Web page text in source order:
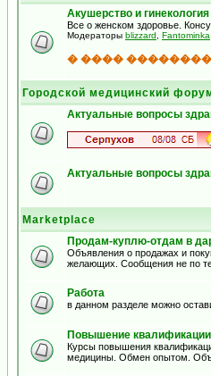
Акушерство и гинекология
Все о женском здоровье.
Модераторы blizzard Fantominka
� ����
Городской медицинский
Актуальные вопросы
Актуальные вопросы
Marketplace
Продам-куплю-отдам в
Объявления о продажах и
желающих. Сообщения не по
Работа
в данном разделе можно
Повышение квалификации
Курсы повышения
медицины. Обмен опытом.